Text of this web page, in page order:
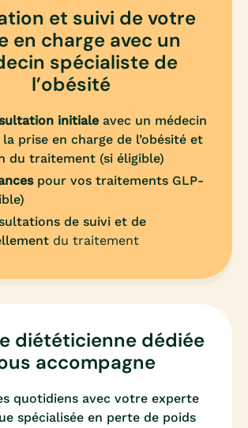
et suivi de votre
en charge avec un
spécialiste de
l’obésité
initiale avec un médecin
prise en charge de l’obésité et
du traitement (si éligible)
pour vos traitements GLP-
de suivi et de
du traitement
diététicienne dédiée
accompagne
quotidiens avec votre experte
spécialisée en perte de poids